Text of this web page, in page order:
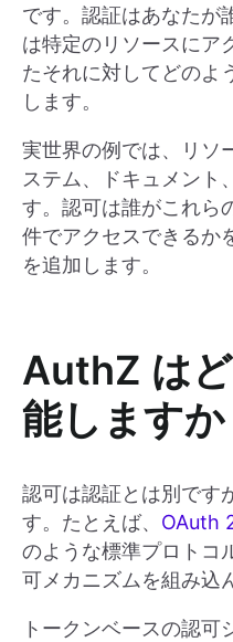
です。認証はあなたが
は特定のリソースにア
たそれに対してどのよ
します。
実世界の例では、リソ
ステム、ドキュメント
す。認可は誰がこれら
件でアクセスできるか
を追加します。
AuthZ は
能しますか
認可は認証とは別です
す。たとえば、 OAuth
のような標準プロトコ
可メカニズムを組み込
トークンベースの認可